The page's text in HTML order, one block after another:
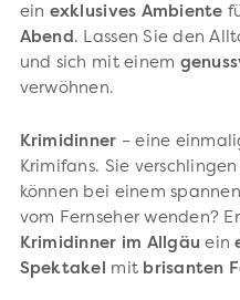
ein exklusives Ambiente
Abend. Lassen Sie den
und sich mit einem
verwöhnen.
Krimidinner – eine
Krimifans. Sie
können bei einem
vom Fernseher wenden?
Krimidinner im Allgäu ein
Spektakel mit brisanten